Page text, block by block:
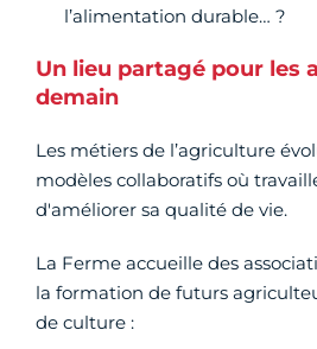
l’alimentation durable… ?
Un lieu partagé pour les
demain
Les métiers de l’agriculture
modèles collaboratifs où
d'améliorer sa qualité de vie.
La Ferme accueille des
la formation de futurs
de culture :